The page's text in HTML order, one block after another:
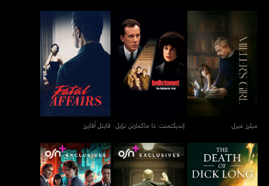
ميلرز غيرل
ميلرز غيرل
إنديكتمنت: ذا ماكمارتن ترايل
إنديكتمنت: ذا ماكمارتن ترايل
فايتل أفايرز
فايتل أفايرز